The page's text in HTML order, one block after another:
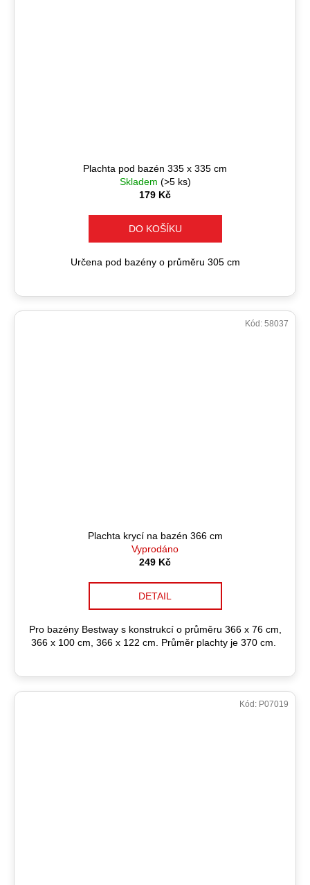
Plachta pod bazén 335 x 335 cm
Skladem (>5 ks)
179 Kč
DO KOŠÍKU
Určena pod bazény o průměru 305 cm
Plachta krycí na bazén 366 cm
Vyprodáno
249 Kč
DETAIL
Pro bazény Bestway s konstrukcí o průměru 366 x 76 cm,
366 x 100 cm, 366 x 122 cm. Průměr plachty je 370 cm.
Kód: 58037
Kód: P07019